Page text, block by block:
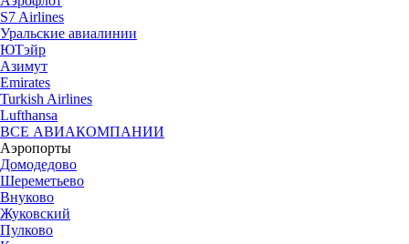
S7 Airlines
Уральские авиалинии
ЮТэйр
Азимут
Emirates
Turkish Airlines
Lufthansa
ВСЕ АВИАКОМПАНИИ
Аэропорты
Домодедово
Шереметьево
Внуково
Жуковский
Пулково